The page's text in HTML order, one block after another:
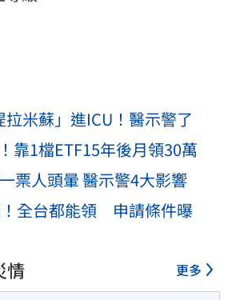
米蘇」進ICU！醫示警了
靠1檔ETF15年後月領30萬
票人頭暈 醫示警4大影響
全台都能領 申請條件曝
情 更多